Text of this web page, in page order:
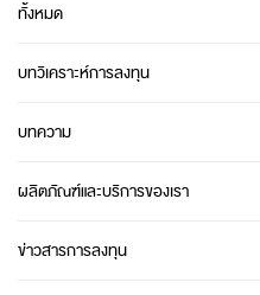
ทั้งหมด
บทวิเคราะห์การลงทุน
บทความ
ผลิตภัณฑ์และบริการของเรา
ข่าวสารการลงทุน